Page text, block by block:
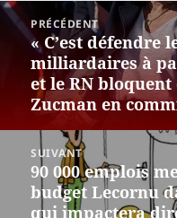
Navigation
l’article
PRÉCÉDENT
Article
précédent :
« C’est défendre
milliardaires à
et le RN
Zucman en
SUIVANT
Article
suivant :
90 000 emplois
budget Lecornu
qui impactera